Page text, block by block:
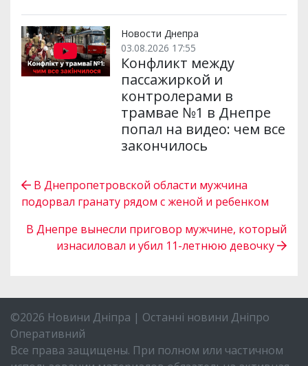
Новости Днепра
03.08.2026 17:55
Конфликт между
пассажиркой и
контролерами в
трамвае №1 в Днепре
попал на видео: чем все
закончилось
В Днепропетровской области мужчина
подорвал гранату рядом с женой и ребенком
В Днепре вынесли приговор мужчине, который
изнасиловал и убил 11-летнюю девочку
©2026 Новини Дніпра | Останні новини Дніпро
Оперативний
Все права защищены. При полном или частичном